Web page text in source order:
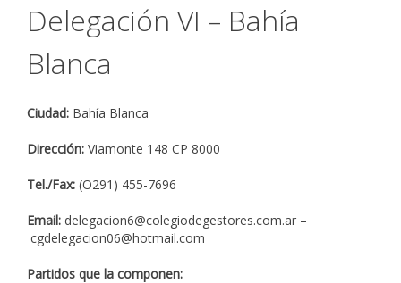
Delegación VI – Bahía
Blanca
Ciudad: Bahía Blanca
Dirección: Viamonte 148 CP 8000
Tel./Fax: (O291) 455-7696
Email: delegacion6@colegiodegestores.com.ar –
cgdelegacion06@hotmail.com
Partidos que la componen: